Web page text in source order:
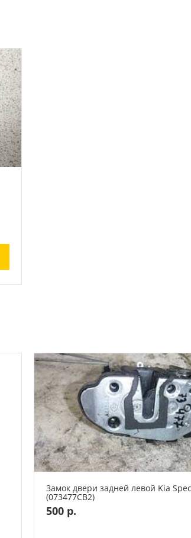
Замок двери задней левой Kia
(073477СВ2)
500 р.